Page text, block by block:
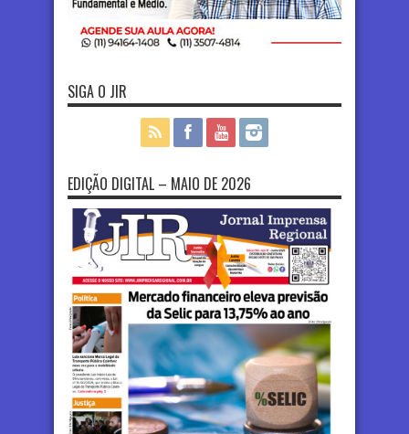
SIGA O JIR
EDIÇÃO DIGITAL – MAIO DE 2026